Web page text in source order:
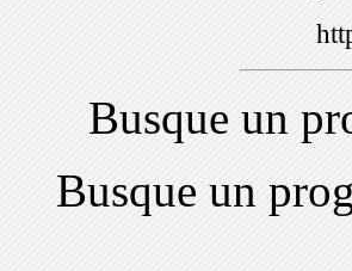
Busque un
Busque un